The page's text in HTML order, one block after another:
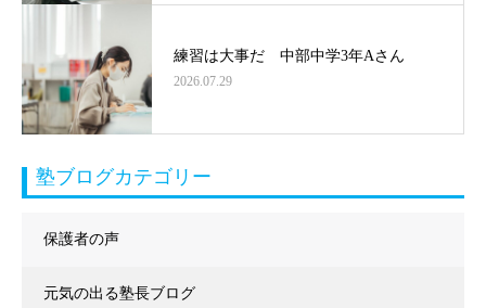
練習は大事だ 中部中学3年Aさん
2026.07.29
塾ブログカテゴリー
保護者の声
元気の出る塾長ブログ